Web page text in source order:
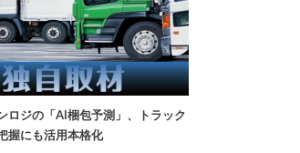
ロジの「AI梱包予測」、トラック
握にも活用本格化